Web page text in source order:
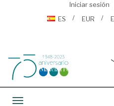
Iniciar sesión
ES
EUR
Toggle navigation